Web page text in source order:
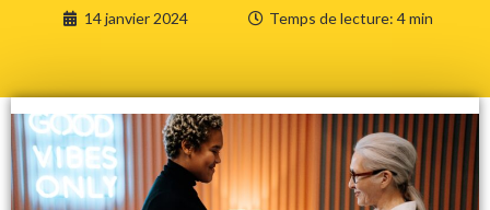
14 janvier 2024 Temps de lecture: 4 min